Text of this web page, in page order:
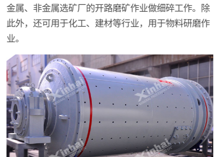
金属、非金属选矿厂的开路磨矿作业做细碎工作。除
此外，还可用于化工、建材等行业，用于物料研磨作
业。